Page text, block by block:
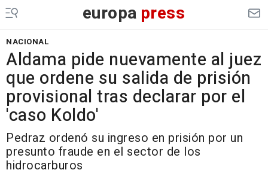
europa press
NACIONAL
Aldama pide nuevamente al juez
que ordene su salida de prisión
provisional tras declarar por el
'caso Koldo'
Pedraz ordenó su ingreso en prisión por un
presunto fraude en el sector de los
hidrocarburos